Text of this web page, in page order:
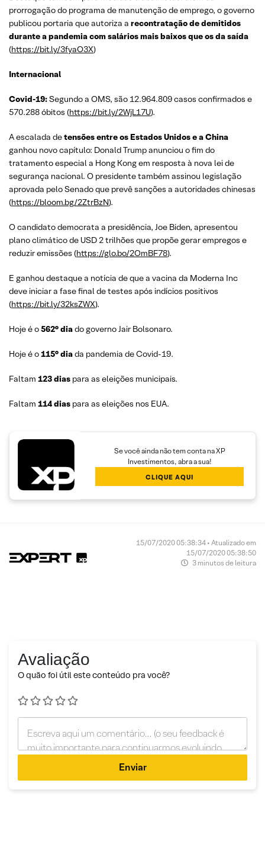
prorrogação do programa de manutenção de emprego, o governo
publicou portaria que autoriza a recontratação de demitidos
durante a pandemia com salários mais baixos que os da saída
(https://bit.ly/3fyaO3X)
Internacional
Covid-19:Segundo a OMS, são 12.964.809 casos confirmados e
570.288 óbitos (https://bit.ly/2WjL17U).
A escalada detensões entre os Estados Unidos e a China
ganhou novo capítulo: Donald Trump anunciou o fim do
tratamento especial a Hong Kong em resposta à nova lei de
segurança nacional. O presidente também assinou legislação
aprovada pelo Senado que prevê sanções a autoridades chinesas
(https://bloom.bg/2ZtrBzN).
O candidato democrata a presidência, Joe Biden, apresentou
plano climático de USD 2 trilhões que propõe gerar empregos e
reduzir emissões (https://glo.bo/2OmBF78).
E ganhou destaque a notícia de que a vacina da Moderna Inc
deve iniciar a fase final de testes após indícios positivos
(https://bit.ly/32ksZWX).
Hoje é o562° diado governo Jair Bolsonaro.
Hoje é o115° diada pandemia de Covid-19.
Faltam 123 dias para as eleições municipais.
Faltam 114 dias para as eleições nos EUA.
Se você ainda não tem conta na XP
Investimentos, abra a sua!
CLIQUE AQUI
15/07/2020 05:38:34 • Atualizado em
15/07/2020 05:38:50
3 minutos de leitura
Avaliação
O quão foi útil este conteúdo pra você?
Enviar